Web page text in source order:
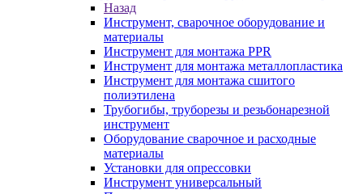
Назад
Инструмент, сварочное оборудование и
материалы
Инструмент для монтажа PPR
Инструмент для монтажа металлопластика
Инструмент для монтажа сшитого
полиэтилена
Трубогибы, труборезы и резьбонарезной
инструмент
Оборудование сварочное и расходные
материалы
Установки для опрессовки
Инструмент универсальный